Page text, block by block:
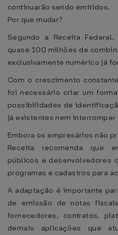
continuarão sendo emitidos.
Por que mudar?
Segundo a Receita
quase 100 milhões de
exclusivamente numérico já
Com o crescimento
foi necessário criar um
possibilidades de
já existentes nem
Embora os empresários não
Receita recomenda que
públicos e desenvolvedores
programas e cadastros para
A adaptação é importante
de emissão de notas
fornecedores, contratos,
demais aplicações que